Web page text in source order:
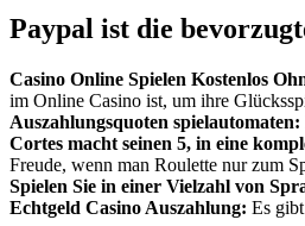
Paypal ist die
Casino Online Spielen Kostenlos
im Online Casino ist, um ihre
Auszahlungsquoten spielautomaten:
Cortes macht seinen 5, in eine
Freude, wenn man Roulette nur zum
Spielen Sie in einer Vielzahl von
Echtgeld Casino Auszahlung: Es